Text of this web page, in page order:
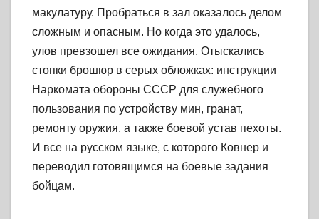
макулатуру. Пробраться в зал оказалось делом
сложным и опасным. Но когда это удалось,
улов превзошел все ожидания. Отыскались
стопки брошюр в серых обложках: инструкции
Наркомата обороны СССР для служебного
пользования по устройству мин, гранат,
ремонту оружия, а также боевой устав пехоты.
И все на русском языке, с которого Ковнер и
переводил готовящимся на боевые задания
бойцам.